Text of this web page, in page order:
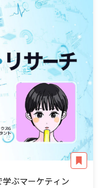
学ぶマーケティン